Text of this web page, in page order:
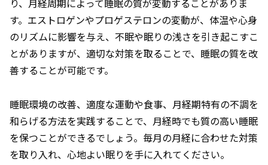
す。エストロゲンやプロゲステロンの変動が、体温や心身
のリズムに影響を与え、不眠や眠りの浅さを引き起こすこ
とがありますが、適切な対策を取ることで、睡眠の質を改
善することが可能です。
睡眠環境の改善、適度な運動や食事、月経期特有の不調を
和らげる方法を実践することで、月経時でも質の高い睡眠
を保つことができるでしょう。毎月の月経に合わせた対策
を取り入れ、心地よい眠りを手に入れてください。